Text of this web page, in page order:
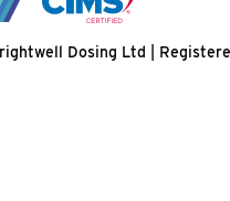
Dosing Ltd |